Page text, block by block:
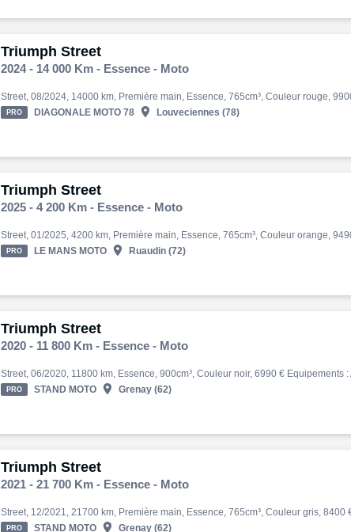
Triumph Street
2024 - 14 000 Km - Essence - Moto
PRO DIAGONALE MOTO 78  Louveciennes (78)
Triumph Street
2025 - 4 200 Km - Essence - Moto
PRO LE MANS MOTO  Ruaudin (72)
Triumph Street
2020 - 11 800 Km - Essence - Moto
PRO STAND MOTO  Grenay (62)
Triumph Street
2021 - 21 700 Km - Essence - Moto
PRO STAND MOTO  Grenay (62)